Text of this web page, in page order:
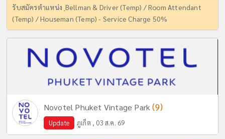
รับสมัครตำแหน่ง ฺBellman & Driver (Temp) / Room Attendant
(Temp) / Houseman (Temp) - Service Charge 50%
Novotel Phuket Vintage Park(9)
Update ภูเก็ต , 03 ส.ค. 69